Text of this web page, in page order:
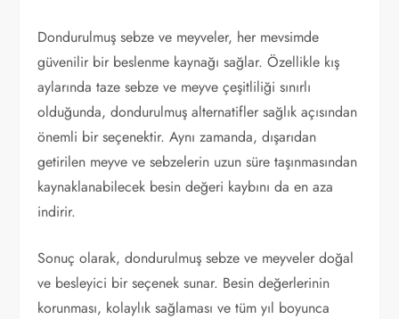
Dondurulmuş sebze ve meyveler, her mevsimde
güvenilir bir beslenme kaynağı sağlar. Özellikle kış
aylarında taze sebze ve meyve çeşitliliği sınırlı
olduğunda, dondurulmuş alternatifler sağlık açısından
önemli bir seçenektir. Aynı zamanda, dışarıdan
getirilen meyve ve sebzelerin uzun süre taşınmasından
kaynaklanabilecek besin değeri kaybını da en aza
indirir.
Sonuç olarak, dondurulmuş sebze ve meyveler doğal
ve besleyici bir seçenek sunar. Besin değerlerinin
korunması, kolaylık sağlaması ve tüm yıl boyunca